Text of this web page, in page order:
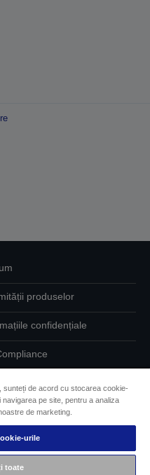
produselor
confidențiale
cookie
de accesibilitate
sunteți de acord cu stocarea cookie-
pe site, pentru a analiza
de marketing.
urile
toate